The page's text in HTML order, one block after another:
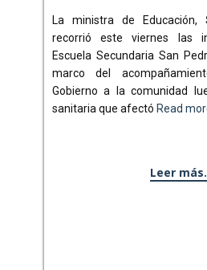
La ministra de Educación,
recorrió este viernes las
Escuela Secundaria San
marco del
Gobierno a la comunidad
sanitaria que afectó Read
Leer